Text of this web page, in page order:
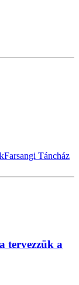
Farsangi Táncház
tervezzük a